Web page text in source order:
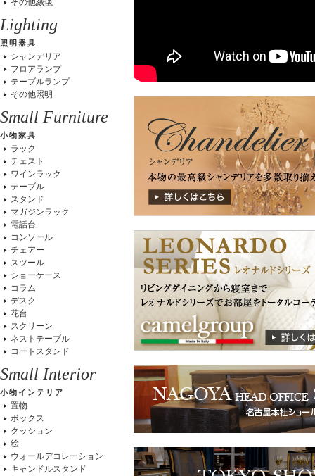
その他絨毯
Lighting
照明器具
シャンデリア
フロアランプ
テーブルランプ
その他照明
Small Furniture
小物家具
ラック
チェスト
ワインラック
テーブル
スタンド
マガジンラック
電話台
コンソール
チェアー
スツール
ショーケース
コラム
デスク
花台
スクリーン
ネストテーブル
コートスタンド
Small Interior
小物インテリア
置物
ボックス
クッション
絵
ウォールデコレーション
キャンドルスタンド